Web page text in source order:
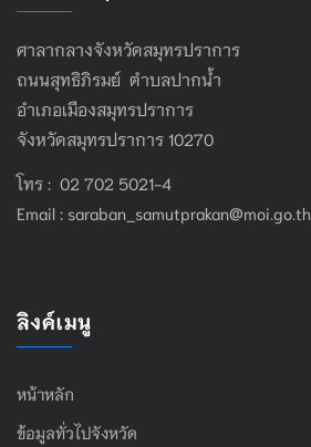
ศาลากลางจังหวัดสมุทรปราการ
ถนนสุทธิภิรมย์ ตำบลปากน้ำ
อำเภอเมืองสมุทรปราการ
จังหวัดสมุทรปราการ 10270
โทร : 02 702 5021-4
Email : saraban_samutprakan@moi.go.th
ลิงค์เมนู
หน้าหลัก
ข้อมูลทั่วไปจังหวัด